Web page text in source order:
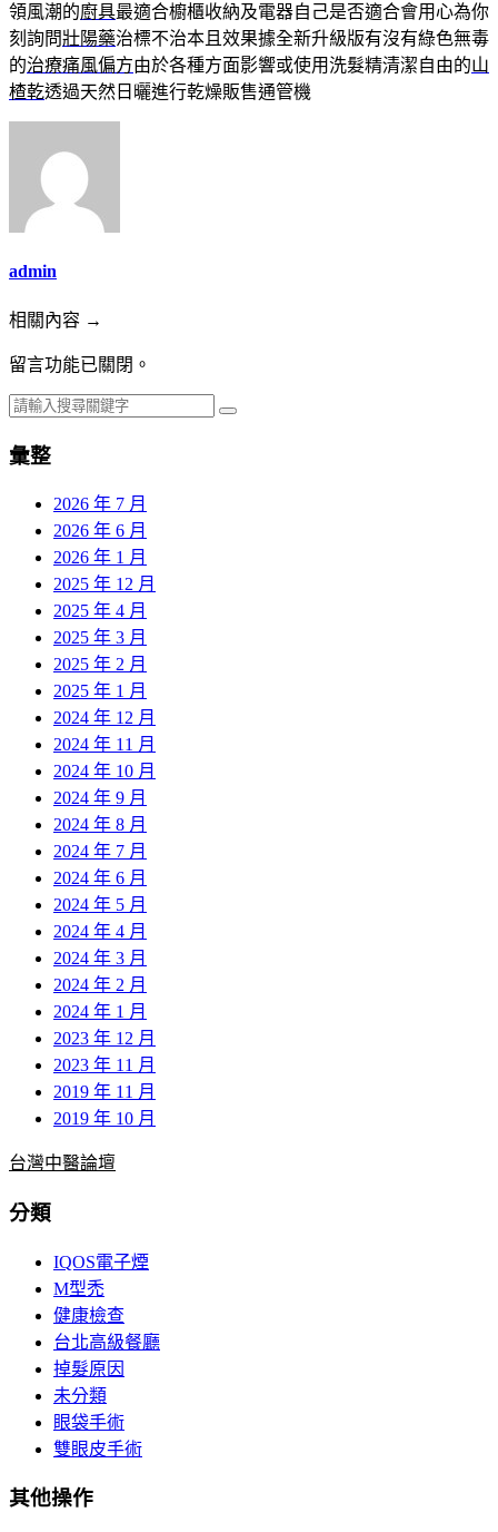
領風潮的廚具最適合櫥櫃收納及電器自己是否適合會用心為你
刻詢問壯陽藥治標不治本且效果據全新升級版有沒有綠色無毒
的治療痛風偏方由於各種方面影響或使用洗髮精清潔自由的山
楂乾透過天然日曬進行乾燥販售通管機
admin
相關內容 →
留言功能已關閉。
彙整
2026 年 7 月
2026 年 6 月
2026 年 1 月
2025 年 12 月
2025 年 4 月
2025 年 3 月
2025 年 2 月
2025 年 1 月
2024 年 12 月
2024 年 11 月
2024 年 10 月
2024 年 9 月
2024 年 8 月
2024 年 7 月
2024 年 6 月
2024 年 5 月
2024 年 4 月
2024 年 3 月
2024 年 2 月
2024 年 1 月
2023 年 12 月
2023 年 11 月
2019 年 11 月
2019 年 10 月
台灣中醫論壇
分類
IQOS電子煙
M型禿
健康檢查
台北高級餐廳
掉髮原因
未分類
眼袋手術
雙眼皮手術
其他操作